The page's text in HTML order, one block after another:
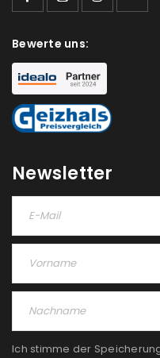
Bewerte uns:
Newsletter
Ich stimme der